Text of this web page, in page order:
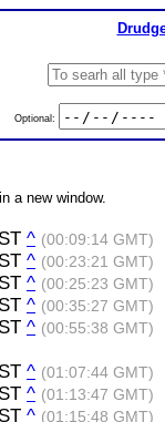
Optional:
a new window.
^ (00:09:14 GMT)
^ (00:23:21 GMT)
^ (00:25:23 GMT)
^ (00:35:27 GMT)
^ (00:55:38 GMT)
^ (01:07:44 GMT)
^ (01:13:47 GMT)
^ (01:15:48 GMT)